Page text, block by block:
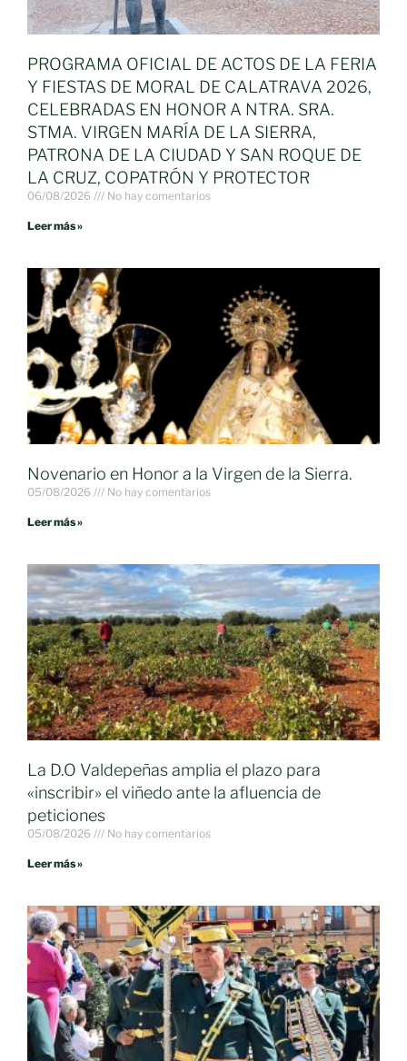
PROGRAMA OFICIAL DE ACTOS DE LA FERIA
Y FIESTAS DE MORAL DE CALATRAVA 2026,
CELEBRADAS EN HONOR A NTRA. SRA.
STMA. VIRGEN MARÍA DE LA SIERRA,
PATRONA DE LA CIUDAD Y SAN ROQUE DE
LA CRUZ, COPATRÓN Y PROTECTOR
06/08/2026 No hay comentarios
Leer más »
Novenario en Honor a la Virgen de la Sierra.
05/08/2026 No hay comentarios
Leer más »
La D.O Valdepeñas amplia el plazo para
«inscribir» el viñedo ante la afluencia de
peticiones
05/08/2026 No hay comentarios
Leer más »